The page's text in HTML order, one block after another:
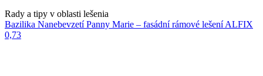
Rady a tipy v oblasti lešenia
Bazilika Nanebevzetí Panny Marie – fasádní rámové lešení ALFIX
0,73